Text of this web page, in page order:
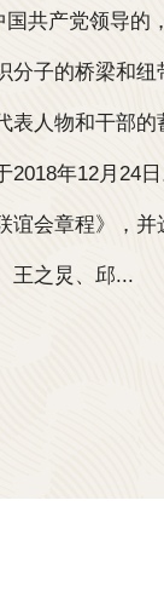
共产党领导的
分子的桥梁和
表人物和干部
年12月24
谊会章程》，
王之炅、邱...